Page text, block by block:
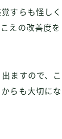
すらも怪しく
えの改善度を
ますので、こ
らも大切にな